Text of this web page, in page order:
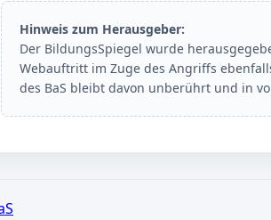
Hinweis zum Herausgeber:
Der BildungsSpiegel wurde
Webauftritt im Zuge des Angriffs
des BaS bleibt davon unberührt und in